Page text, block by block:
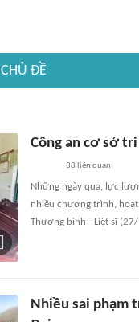
CHỦ ĐỀ
Công an cơ sở
38 liên quan
Những ngày qua, lực
nhiều chương trình,
Thương binh - Liệt sĩ
Nhiều sai phạm